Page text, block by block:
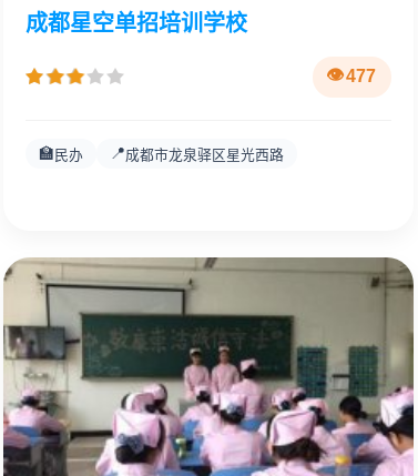
成都星空单招培训学校
477
🏫 民办 📍成都市龙泉驿区星光西路